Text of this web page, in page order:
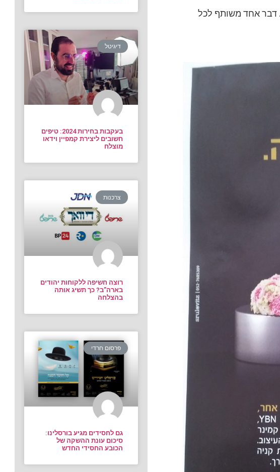
דבר אחד משותף לכל
דיגיטל
בעקבות בחירות 2024: טיפים
חשובים ליצירת קמפיין וידאו
מוצלח
צרכנות
רוצה חשיפה ללקוחות יהודים
בארה”ב? כך תשיג אותה
בהצלחה
פרסום חרדי
גם לחסידים מגיע בורסלינו:
סיכום עונת ההשקה של
הכובע החסידי החדש